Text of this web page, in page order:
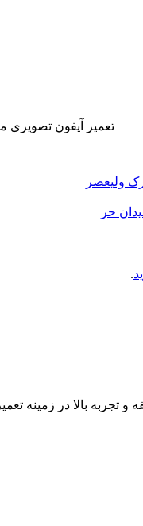
تعمیر آیفون
ولیعصر
حر
.
و تجربه بالا در زمینه